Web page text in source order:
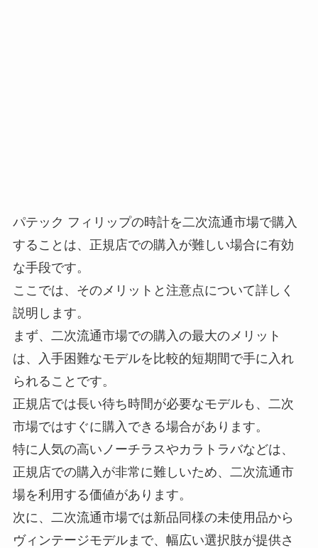
パテック フィリップの時計を二次流通市場で購入
することは、正規店での購入が難しい場合に有効
な手段です。
ここでは、そのメリットと注意点について詳しく
説明します。
まず、二次流通市場での購入の最大のメリット
は、入手困難なモデルを比較的短期間で手に入れ
られることです。
正規店では長い待ち時間が必要なモデルも、二次
市場ではすぐに購入できる場合があります。
特に人気の高いノーチラスやカラトラバなどは、
正規店での購入が非常に難しいため、二次流通市
場を利用する価値があります。
次に、二次流通市場では新品同様の未使用品から
ヴィンテージモデルまで、幅広い選択肢が提供さ